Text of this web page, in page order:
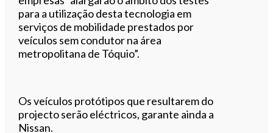
para a utilização desta tecnologia em
serviços de mobilidade prestados por
veículos sem condutor na área
metropolitana de Tóquio”.
Os veículos protótipos que resultarem do
projecto serão eléctricos, garante ainda a
Nissan.